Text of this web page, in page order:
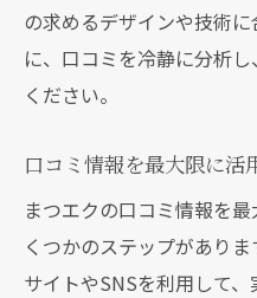
の求めるデザインや技術
に、口コミを冷静に分析
ください。
口コミ情報を最大限に活
まつエクの口コミ情報を
くつかのステップがあり
サイトやSNSを利用して